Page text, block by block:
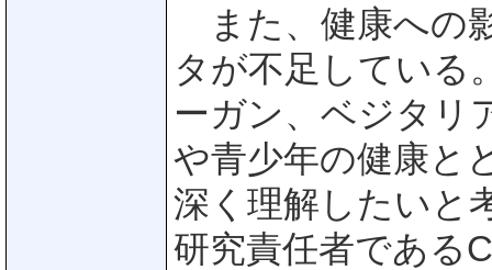
また、健康への
タが不足している
ーガン、ベジタリ
や青少年の健康と
深く理解したいと
研究責任者である